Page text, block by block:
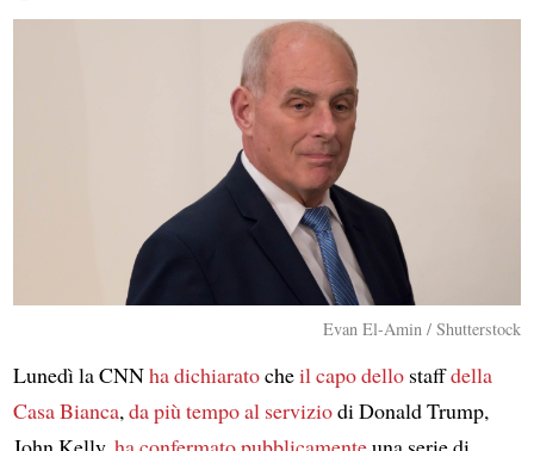
Evan El-Amin / Shutterstock
Lunedì la CNNha dichiaratocheil capo dellostaffdella
Casa Bianca, da più tempo al serviziodi Donald Trump,